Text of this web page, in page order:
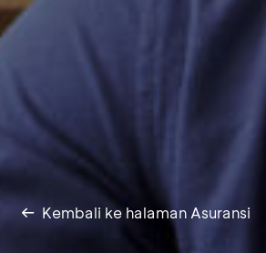
Kembali ke halaman Asuransi